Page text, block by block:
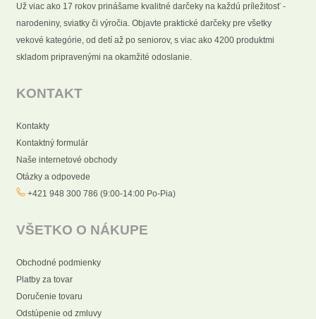
Už viac ako 17 rokov prinášame kvalitné darčeky na každú príležitosť -
narodeniny, sviatky či výročia. Objavte praktické darčeky pre všetky
vekové kategórie, od detí až po seniorov, s viac ako 4200 produktmi
skladom pripravenými na okamžité odoslanie.
KONTAKT
Kontakty
Kontaktný formulár
Naše internetové obchody
Otázky a odpovede
+421 948 300 786 (9:00-14:00 Po-Pia)
VŠETKO O NÁKUPE
Obchodné podmienky
Platby za tovar
Doručenie tovaru
Odstúpenie od zmluvy